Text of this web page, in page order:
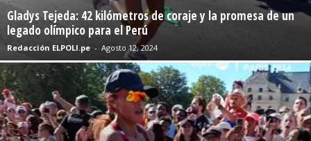
Gladys Tejeda: 42 kilómetros de coraje y la promesa de un
legado olímpico para el Perú
Redacción ELPOLI.pe - Agosto 12, 2024